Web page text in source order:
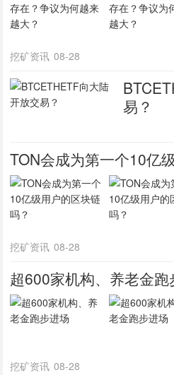
挖矿资讯 08-28
易？
TON会成为第一个10亿
挖矿资讯 08-28
超600家机构、养老金跑
挖矿资讯 08-28